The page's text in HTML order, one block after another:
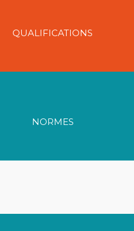
QUALIFICATIONS
certifiés Niveau 2
NORMES
EN IEC 62305